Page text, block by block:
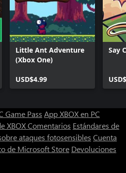
Little Ant Adventure
(Xbox One)
USD$4.99
Say
Game Pass App XBOX en PC
XBOXComentarios Estándares de
ataques fotosensibles Cuenta
de Microsoft Store Devoluciones